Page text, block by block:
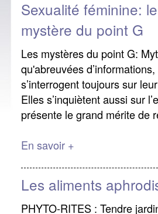
Sexualité féminine:
mystère du point G
Les mystères du point G:
qu'abreuvées
s’interrogent toujours sur
Elles s’inquiètent aussi sur
présente le grand mérite de
En savoir +
Les aliments
PHYTO-RITES : Tendre